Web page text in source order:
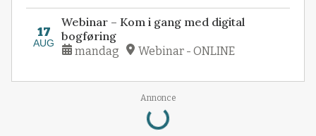
17
AUG
Webinar – Kom i gang med digital
bogføring
mandag Webinar - ONLINE
Annonce
Loading...